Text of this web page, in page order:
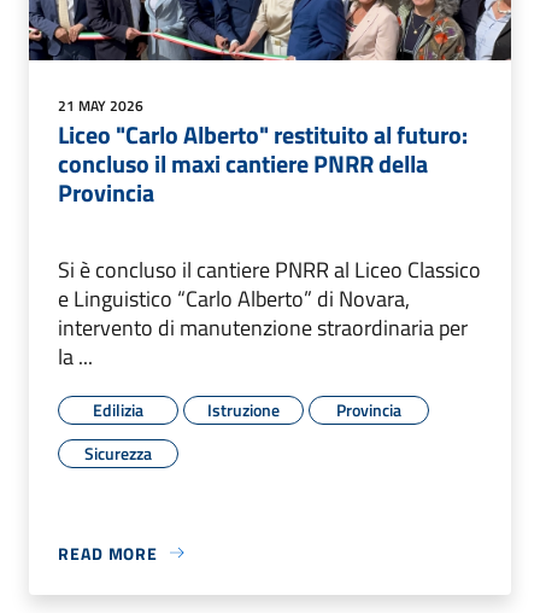
21 MAY 2026
Liceo "Carlo Alberto" restituito al futuro:
concluso il maxi cantiere PNRR della
Provincia
Si è concluso il cantiere PNRR al Liceo Classico
e Linguistico “Carlo Alberto” di Novara,
intervento di manutenzione straordinaria per
la ...
Edilizia Istruzione
Provincia
Sicurezza
READ MORE